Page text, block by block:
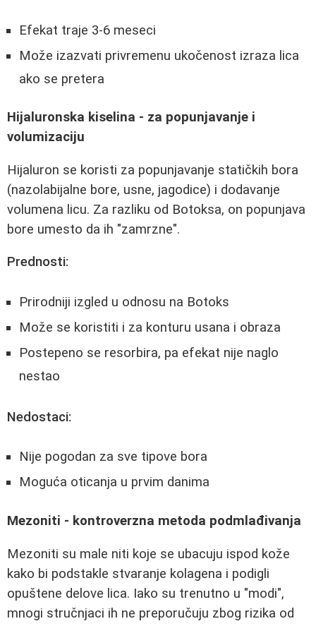
Efekat traje 3-6 meseci
Može izazvati privremenu ukočenost izraza lica
ako se pretera
Hijaluronska kiselina - za popunjavanje i
volumizaciju
Hijaluron se koristi za popunjavanje statičkih bora
(nazolabijalne bore, usne, jagodice) i dodavanje
volumena licu. Za razliku od Botoksa, on popunjava
bore umesto da ih "zamrzne".
Prednosti:
Prirodniji izgled u odnosu na Botoks
Može se koristiti i za konturu usana i obraza
Postepeno se resorbira, pa efekat nije naglo
nestao
Nedostaci:
Nije pogodan za sve tipove bora
Moguća oticanja u prvim danima
Mezoniti - kontroverzna metoda podmlađivanja
Mezoniti su male niti koje se ubacuju ispod kože
kako bi podstakle stvaranje kolagena i podigli
opuštene delove lica. Iako su trenutno u "modi",
mnogi stručnjaci ih ne preporučuju zbog rizika od